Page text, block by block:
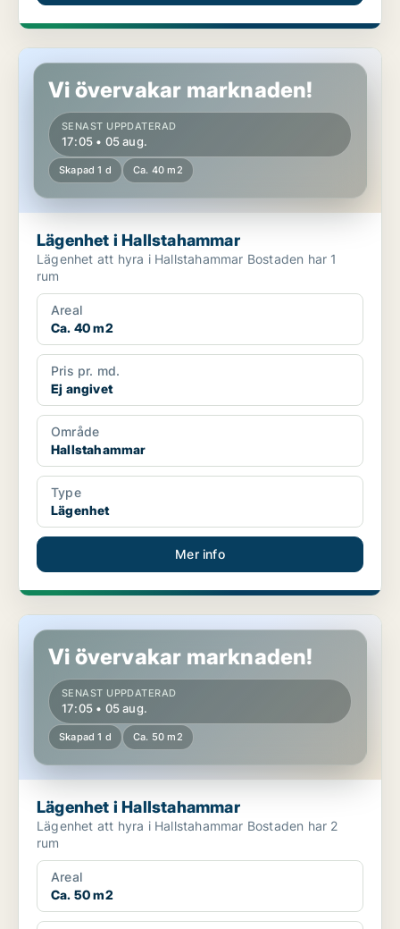
Lägenhet i Hallstahammar
Vi övervakar marknaden!
SENAST UPPDATERAD
17:05 • 05 aug.
Skapad 1 d Ca. 40 m2
Lägenhet i Hallstahammar
Lägenhet att hyra i Hallstahammar Bostaden har 1
rum
Areal
Ca. 40 m2
Pris pr. md.
Ej angivet
Område
Hallstahammar
Type
Lägenhet
Mer info
Lägenhet i Hallstahammar
Vi övervakar marknaden!
SENAST UPPDATERAD
17:05 • 05 aug.
Skapad 1 d Ca. 50 m2
Lägenhet i Hallstahammar
Lägenhet att hyra i Hallstahammar Bostaden har 2
rum
Areal
Ca. 50 m2